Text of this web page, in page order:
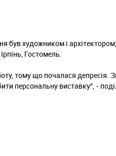
художником і
Гостомель.
тому що почалася депресія.
персональну виставку", -